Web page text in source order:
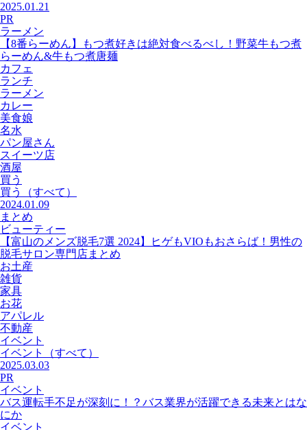
2025.01.21
PR
ラーメン
【8番らーめん】もつ煮好きは絶対食べるべし！野菜牛もつ煮
らーめん&牛もつ煮唐麺
カフェ
ランチ
ラーメン
カレー
美食娘
名水
パン屋さん
スイーツ店
酒屋
買う
買う
（すべて）
2024.01.09
まとめ
ビューティー
【富山のメンズ脱毛7選 2024】ヒゲもVIOもおさらば！男性の
脱毛サロン専門店まとめ
お土産
雑貨
家具
お花
アパレル
不動産
イベント
イベント
（すべて）
2025.03.03
PR
イベント
バス運転手不足が深刻に！？バス業界が活躍できる未来とはな
にか
イベント